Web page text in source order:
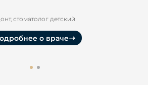
стоматолог детский
о враче